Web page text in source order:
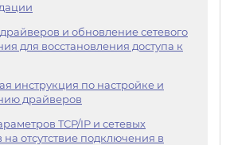
и обновление сетевого
для восстановления доступа к
инструкция по настройке и
драйверов
TCP/IP и сетевых
на отсутствие подключения в